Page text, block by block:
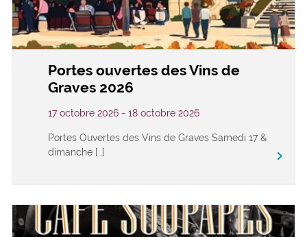
Portes ouvertes des Vins de
Graves 2026
17 octobre 2026 - 18 octobre 2026
Portes Ouvertes des Vins de Graves Samedi 17 &
dimanche […]
keyboard_arrow_right